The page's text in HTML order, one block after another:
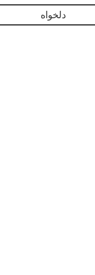
دلخواه